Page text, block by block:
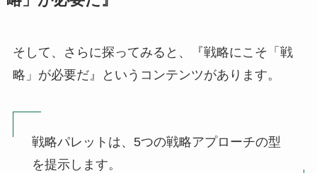
そして、さらに探ってみると、『戦略にこそ「戦
略」が必要だ』というコンテンツがあります。
戦略パレットは、5つの戦略アプローチの型
を提示します。